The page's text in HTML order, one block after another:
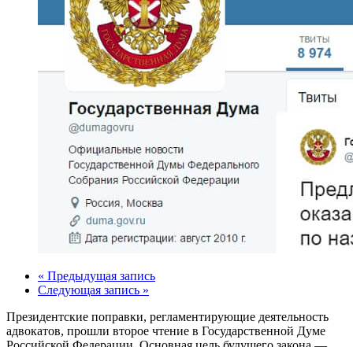
« Предыдущая запись
Следующая запись »
Президентские поправки, регламентирующие деятельность
адвокатов, прошли второе чтение в Государственной Думе